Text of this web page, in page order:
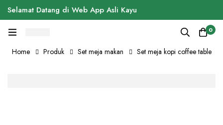
Selamat Datang di Web App Asli Kayu
0
Home Produk Set meja makan Set meja kopi coffee table